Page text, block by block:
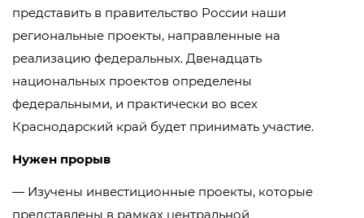
представить в правительство России наши
региональные проекты, направленные на
реализацию федеральных. Двенадцать
национальных проектов определены
федеральными, и практически во всех
Краснодарский край будет принимать участие.
Нужен прорыв
— Изучены инвестиционные проекты, которые
представлены в рамках центральной